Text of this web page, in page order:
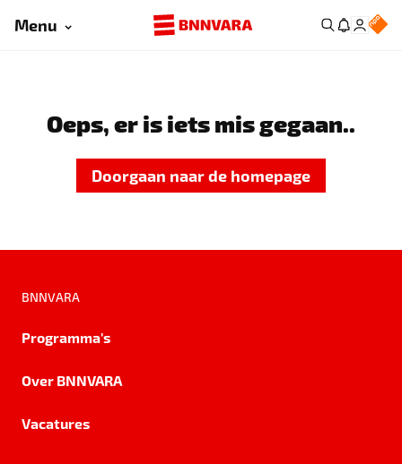
Menu
Oeps, er is iets mis gegaan..
Doorgaan naar de homepage
BNNVARA
Programma's
Over BNNVARA
Vacatures